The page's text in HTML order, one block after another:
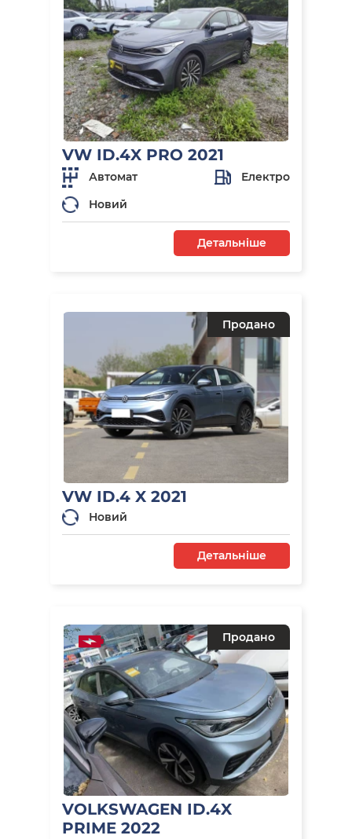
VW ID.4X PRO 2021
Автомат
Електро
Новий
Детальніше
Продано
VW ID.4 X 2021
Новий
Детальніше
Продано
VOLKSWAGEN ID.4X
PRIME 2022